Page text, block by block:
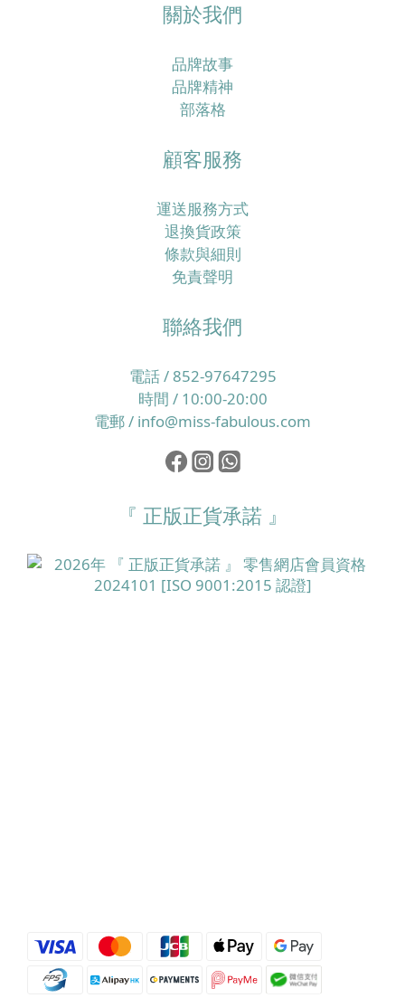
關於我們
品牌故事
品牌精神
部落格
顧客服務
運送服務方式
退換貨政策
條款與細則
免責聲明
聯絡我們
電話 / 852-97647295
時間 / 10:00-20:00
電郵 / info@miss-fabulous.com
『 正版正貨承諾 』